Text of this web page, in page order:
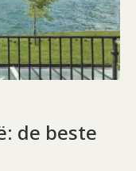
de beste